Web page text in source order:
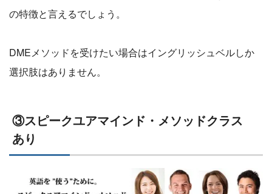
の特徴と言えるでしょう。
DMEメソッドを受けたい場合はイングリッシュベルしか
選択肢はありません。
③スピークユアマインド・メソッドクラス
あり